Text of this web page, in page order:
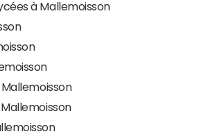
à Mallemoisson